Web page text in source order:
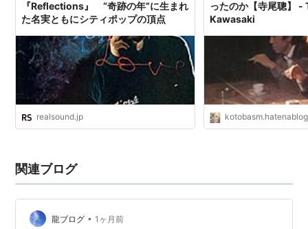
おさか・三月・三年
およね平吉時穴道行
友情
大都会（牧野次郎刑事）
西部警察（松田猛刑事{リキ}）
太陽にほえろ!パート2（喜多収刑事{オサム}）
恋文
合い言葉は勇気
夜回り先生
『Reflections』 “奇跡の年”に生まれ
た名実ともにシティポップの頂点
realsound.jp
ったのか【寺尾聰】
Kawasaki
関連ブログ
龍ブログ • 1ヶ月前